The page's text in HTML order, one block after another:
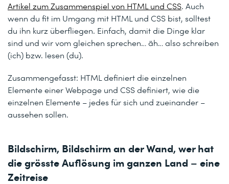
Artikel zum Zusammenspiel von HTML und CSS. Auch
wenn du fit im Umgang mit HTML und CSS bist, solltest
du ihn kurz überfliegen. Einfach, damit die Dinge klar
sind und wir vom gleichen sprechen… äh… also schreiben
(ich) bzw. lesen (du).
Zusammengefasst: HTML definiert die einzelnen
Elemente einer Webpage und CSS definiert, wie die
einzelnen Elemente – jedes für sich und zueinander –
aussehen sollen.
Bildschirm, Bildschirm an der Wand, wer hat
die grösste Auflösung im ganzen Land – eine
Zeitreise